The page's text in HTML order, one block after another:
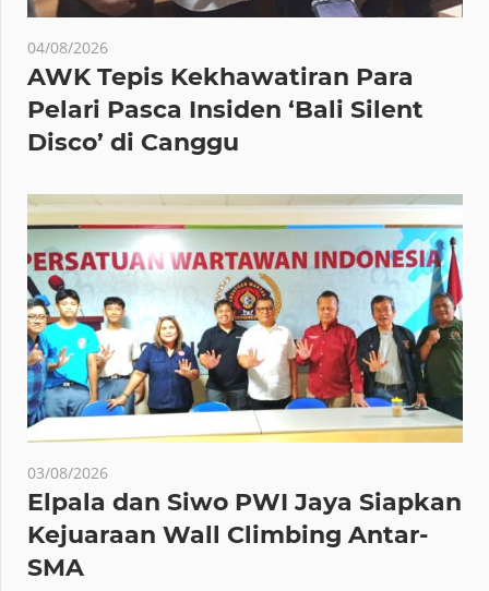
04/08/2026
AWK Tepis Kekhawatiran Para
Pelari Pasca Insiden ‘Bali Silent
Disco’ di Canggu
03/08/2026
Elpala dan Siwo PWI Jaya Siapkan
Kejuaraan Wall Climbing Antar-
SMA